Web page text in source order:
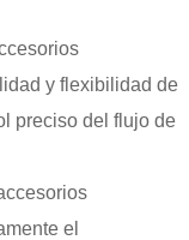
y flexibilidad de
preciso del flujo de
el